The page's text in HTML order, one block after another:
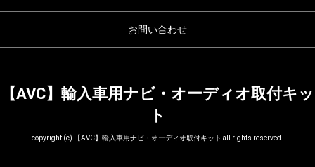
お問い合わせ
【AVC】輸入車用ナビ・オーディオ取付キッ
ト
copyright (c) 【AVC】輸入車用ナビ・オーディオ取付キット all rights reserved.